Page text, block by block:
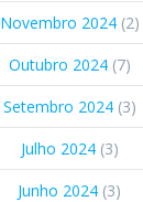
Novembro 2024(2)
Outubro 2024(7)
Setembro 2024(3)
Julho 2024(3)
Junho 2024 (3)